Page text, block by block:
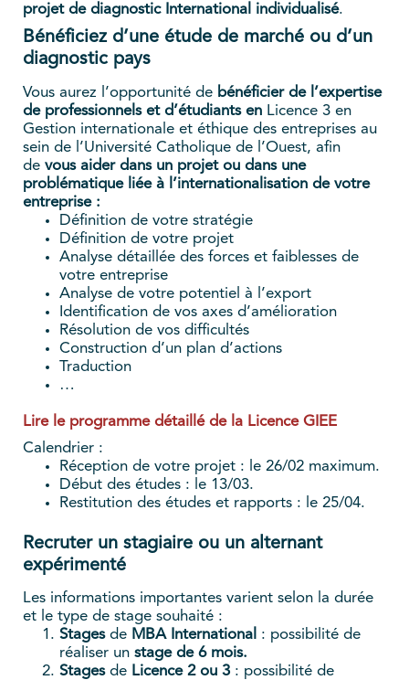
projet de diagnostic International individualisé.
Bénéficiez d’une étude de marché ou d’un
diagnostic pays
Vous aurez l’opportunité de bénéficier de l’expertise
de professionnels et d’étudiants en Licence 3 en
Gestion internationale et éthique des entreprises au
sein de l’Université Catholique de l’Ouest, afin
de vous aider dans un projet ou dans une
problématique liée à l’internationalisation de votre
entreprise :
Définition de votre stratégie
Définition de votre projet
Analyse détaillée des forces et faiblesses de
votre entreprise
Analyse de votre potentiel à l’export
Identification de vos axes d’amélioration
Résolution de vos difficultés
Construction d’un plan d’actions
Traduction
…
Lire le programme détaillé de la Licence GIEE
Calendrier :
Réception de votre projet : le 26/02 maximum.
Début des études : le 13/03.
Restitution des études et rapports : le 25/04.
Recruter un stagiaire ou un alternant
expérimenté
Les informations importantes varient selon la durée
et le type de stage souhaité :
Stagesde MBA International : possibilité de
réaliser un stage de 6 mois.
Stagesde Licence 2 ou 3 : possibilité de